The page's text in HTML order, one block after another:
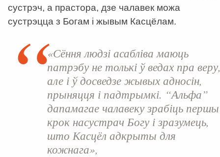
сустрэч, а прастора, дзе чалавек можа
сустрэцца з Богам і жывым Касцёлам.
«Сёння людзі асабліва маюць
патрэбу не толькі ў ведах пра
але і ў досведзе жывых адносін,
прыняцця і падтрымкі. “Альфа”
дапамагае чалавеку зрабіць першы
крок насустрач Богу і зразумець,
што Касцёл адкрыты для
кожнага»,